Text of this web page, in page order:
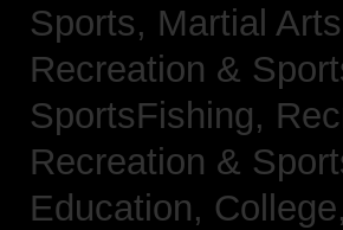
Sports, Martial
Recreation &
SportsFishing,
Recreation &
Education, College,